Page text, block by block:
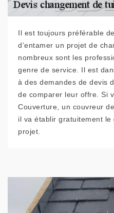
Il est toujours préférable
d’entamer un projet de
nombreux sont les
genre de service. Il est
à des demandes de devis
de comparer leur offre. Si
Couverture, un couvreur
il va établir gratuitement le
projet.